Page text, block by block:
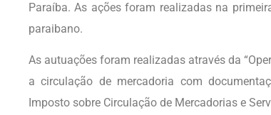
Paraíba. As ações foram realizadas na
paraibano.
As autuações foram realizadas através da
a circulação de mercadoria com
Imposto sobre Circulação de Mercadorias e